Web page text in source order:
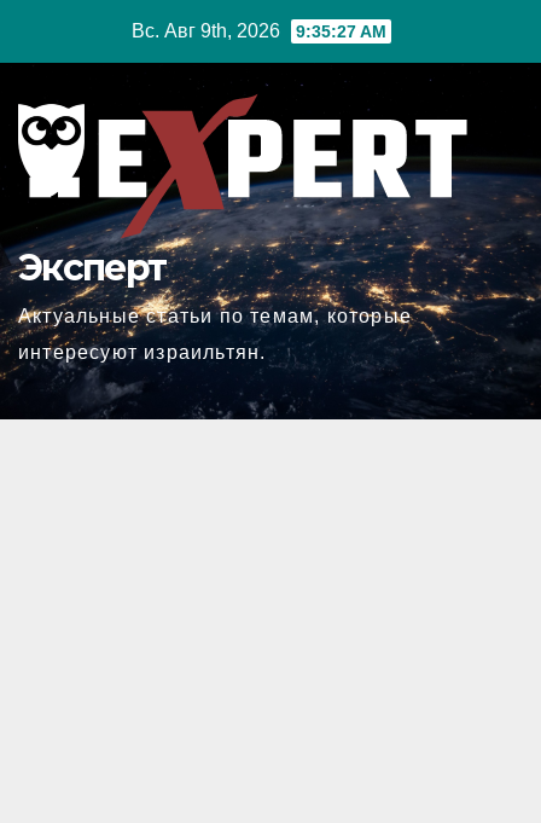
Вс. Авг 9th, 2026 9:35:28 AM
Эксперт
Актуальные статьи по темам, которые
интересуют израильтян.